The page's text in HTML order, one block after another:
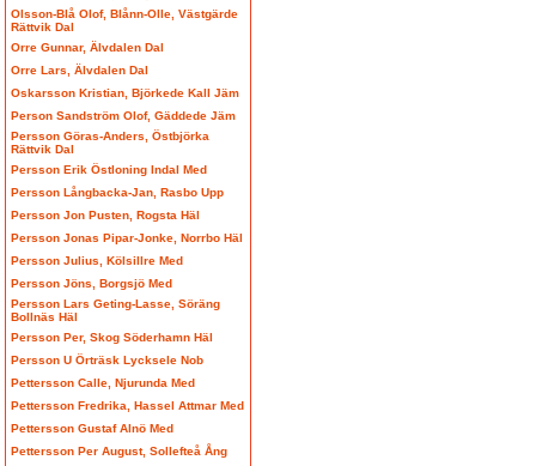
Olsson-Blå Olof, Blånn-Olle, Västgärde
Rättvik Dal
Orre Gunnar, Älvdalen Dal
Orre Lars, Älvdalen Dal
Oskarsson Kristian, Björkede Kall Jäm
Person Sandström Olof, Gäddede Jäm
Persson Göras-Anders, Östbjörka
Rättvik Dal
Persson Erik Östloning Indal Med
Persson Långbacka-Jan, Rasbo Upp
Persson Jon Pusten, Rogsta Häl
Persson Jonas Pipar-Jonke, Norrbo Häl
Persson Julius, Kölsillre Med
Persson Jöns, Borgsjö Med
Persson Lars Geting-Lasse, Söräng
Bollnäs Häl
Persson Per, Skog Söderhamn Häl
Persson U Örträsk Lycksele Nob
Pettersson Calle, Njurunda Med
Pettersson Fredrika, Hassel Attmar Med
Pettersson Gustaf Alnö Med
Pettersson Per August, Sollefteå Ång